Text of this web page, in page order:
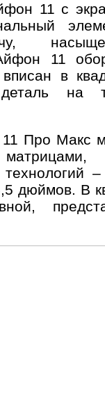
11 с
11
в
на
Про Макс
дюймов. В